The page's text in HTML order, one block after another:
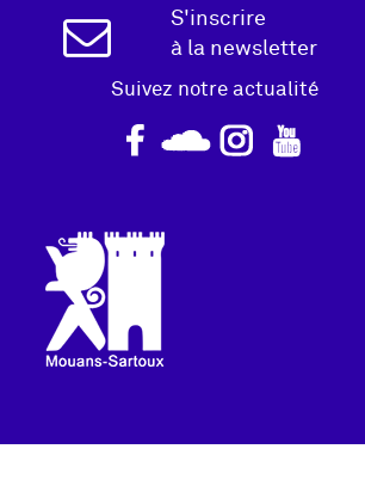
Inscription
Newsletter
S'inscrire
à la newsletter
Suivez notre actualité
Logo
pied
de
page